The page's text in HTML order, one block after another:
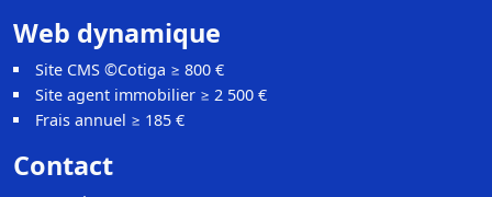
Web dynamique
Site CMS ©Cotiga ≥ 800 €
Site agent immobilier ≥ 2 500 €
Frais annuel ≥ 185 €
Contact